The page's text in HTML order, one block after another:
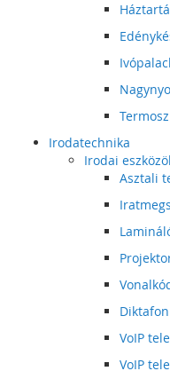
Termosz
Irodatechnika
Irodai
Asztali
Diktafon
VoIP
VoIP